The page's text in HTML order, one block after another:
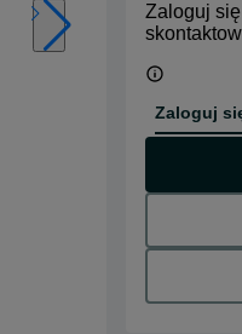
Zaloguj
Zaloguj